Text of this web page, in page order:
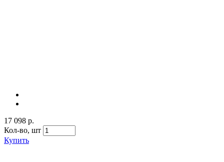
17 098 р.
Кол-во, шт
Купить